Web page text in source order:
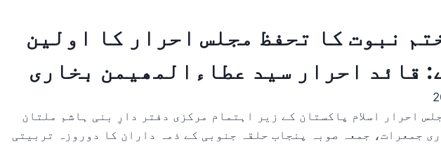
نبوت کا تحفظ مجلس احرار کا اولین
قائد احرار سید عطاءالمھیمن بخاری
احرار اسلام پاکستان کے زیر اہتمام مرکزی دفتر دارِ بنی ہاشم ملتان
16,15 فروری جمعرات، جمعہ صوبہ پنجاب حلقہ جنوبی کے ذمہ داران کا دوروزہ تربیتی